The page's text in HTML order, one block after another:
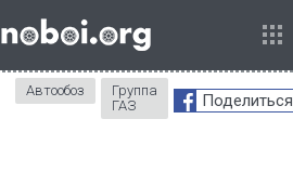
Автообоз
Группа
ГАЗ
Поделиться